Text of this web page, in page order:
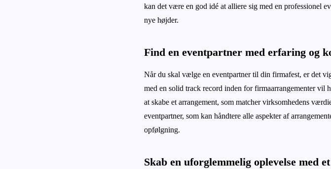
kan det være en god idé at alliere sig med en professionel
nye højder.
Find en eventpartner med erfaring og
Når du skal vælge en eventpartner til din firmafest, er det
med en solid track record inden for firmaarrangementer
at skabe et arrangement, som matcher virksomhedens
eventpartner, som kan håndtere alle aspekter af
opfølgning.
Skab en uforglemmelig oplevelse med